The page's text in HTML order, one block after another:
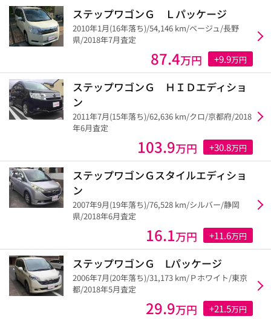
ステップワゴンＧ Ｌパッケージ
2010年1月(16年落ち)/54,146 km/ベージュ/長野
県/2018年7月査定
87.4万円 +9.9万円
ステップワゴンＧ ＨＩＤエディショ
ン
2011年7月(15年落ち)/62,636 km/クロ/京都府/2018
年6月査定
103.9万円 +30.8万円
ステップワゴンＧスタイルエディショ
ン
2007年9月(19年落ち)/76,528 km/シルバー/静岡
県/2018年6月査定
16.1万円 +11.6万円
ステップワゴンＧ Lパッケージ
2006年7月(20年落ち)/31,173 km/Ｐホワイト/東京
都/2018年5月査定
29.9万円 +21.5万円